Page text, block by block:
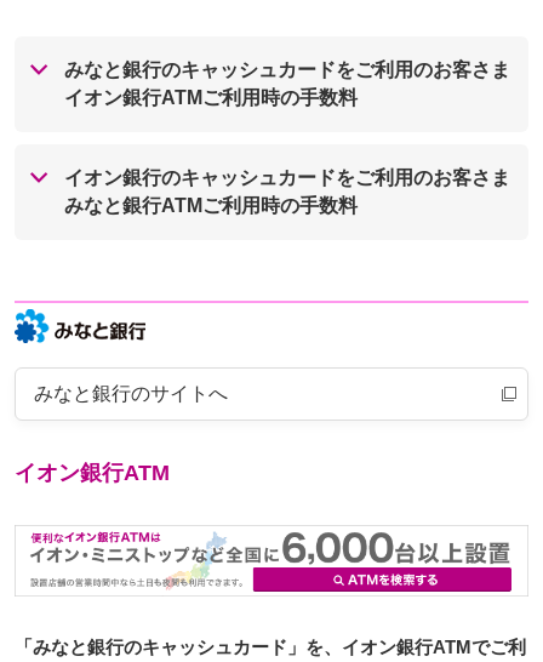
みなと銀行のキャッシュカードをご利用のお客さま
イオン銀行ATMご利用時の手数料
イオン銀行のキャッシュカードをご利用のお客さま
みなと銀行ATMご利用時の手数料
みなと銀行のサイトへ
イオン銀行ATM
「みなと銀行のキャッシュカード」を、イオン銀行ATMでご利